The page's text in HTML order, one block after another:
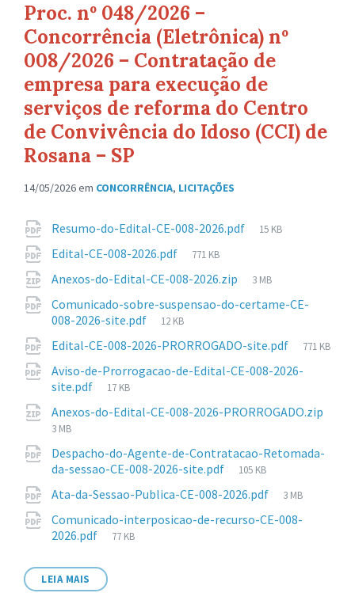
Proc. nº 048/2026 –
Concorrência (Eletrônica) nº
008/2026 – Contratação de
empresa para execução de
serviços de reforma do Centro
de Convivência do Idoso (CCI) de
Rosana – SP
14/05/2026em CONCORRÊNCIA, LICITAÇÕES
Anexos
Resumo-do-Edital-CE-008-2026.pdf
Tamanho
15 KB
Edital-CE-008-2026.pdf
Tamanho
arquivo:
771 KB
Anexos-do-Edital-CE-008-2026.zip
Tamanho
arquivo:
3 MB
Comunicado-sobre-suspensao-do-certame-CE-
008-2026-site.pdf
Tamanho
arquivo:
12 KB
Edital-CE-008-2026-PRORROGADO-site.pdf
Tamanho
arquivo:
771 KB
Aviso-de-Prorrogacao-de-Edital-CE-008-2026-
site.pdf
Tamanho
arquivo:
17 KB
Anexos-do-Edital-CE-008-2026-PRORROGADO.zip
Tamanho
arquivo:
3 MB
Despacho-do-Agente-de-Contratacao-Retomada-
da-sessao-CE-008-2026-site.pdf
Tamanho
arquivo:
105 KB
Ata-da-Sessao-Publica-CE-008-2026.pdf
Tamanho
arquivo:
3 MB
Comunicado-interposicao-de-recurso-CE-008-
2026.pdf
Tamanho
77 KB
LEIA MAIS